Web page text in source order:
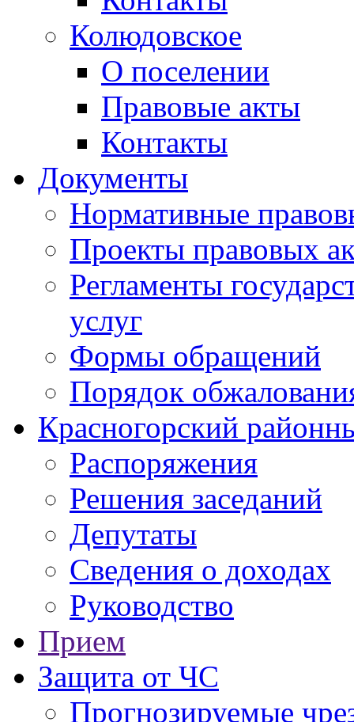
Колюдовское
О поселении
Правовые акты
Контакты
Документы
Нормативные
Проекты правовых
Регламенты
услуг
Формы обращений
Порядок
Красногорский
Распоряжения
Решения заседаний
Депутаты
Сведения о доходах
Руководство
Прием
Защита от ЧС
Прогнозируемые